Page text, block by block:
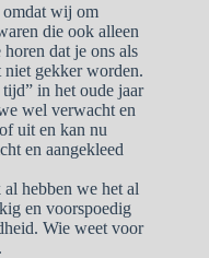
omdat wij om
die ook alleen
dat je ons als
niet gekker worden.
in het oude jaar
wel verwacht en
uit en kan nu
en aangekleed
hebben we het al
en voorspoedig
Wie weet voor